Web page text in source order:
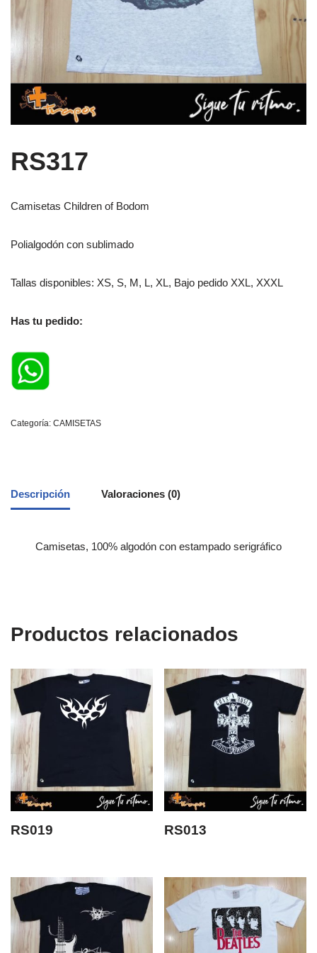
RS317
Camisetas Children of Bodom
Polialgodón con sublimado
Tallas disponibles: XS, S, M, L, XL, Bajo pedido XXL, XXXL
Has tu pedido:
Categoría: CAMISETAS
Descripción Valoraciones (0)
Camisetas, 100% algodón con estampado serigráfico
Productos relacionados
RS019 RS013